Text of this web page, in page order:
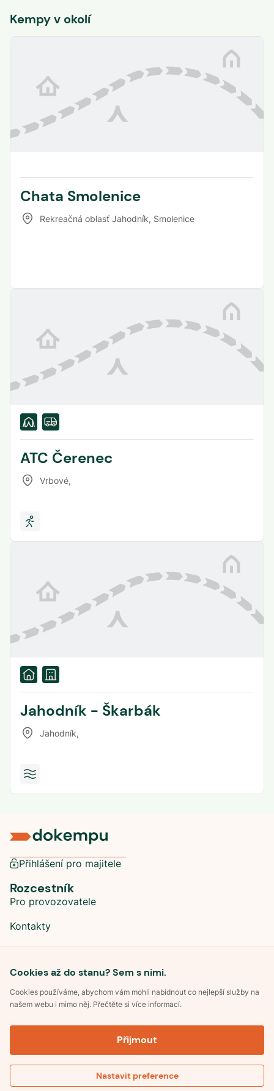
Kempy v okolí
Chata Smolenice
Rekreačná oblasť Jahodník, Smolenice
ATC Čerenec
Vrbové,
Jahodník - Škarbák
Jahodník,
Kontakt
Cookies až do stanu? Sem s nimi.
Cookies používáme, abychom vám mohli nabídnout co nejlepší služby na
našem webu i mimo něj. Přečtěte si více informací.
Přijmout
Nastavit preference
Přihlášení pro majitele
Rozcestník
Pro provozovatele
Kontakty
Pravidla soutěže Kemp roku
Optimalizace pro vyhledávání